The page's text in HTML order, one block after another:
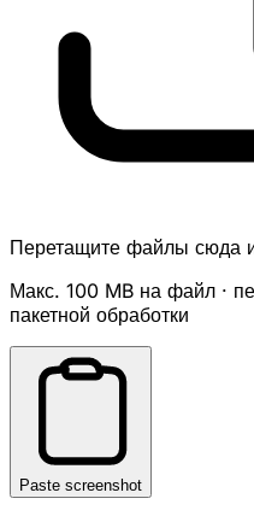
Перетащите файлы сюда
Макс. 100 MB на файл ·
пакетной обработки
Paste screenshot